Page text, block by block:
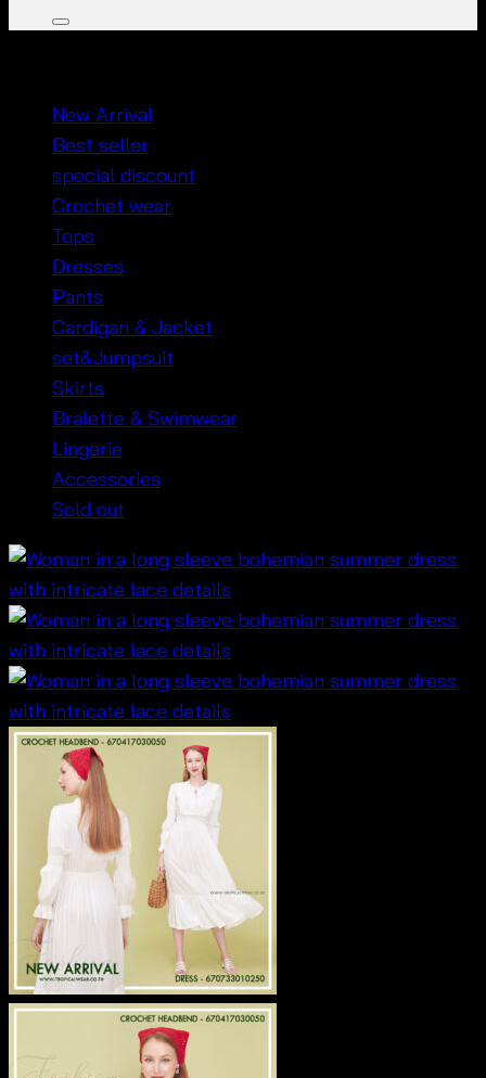
New Arrival
Best seller
special discount
Crochet wear
Tops
Dresses
Pants
Cardigan & Jacket
set&Jumpsuit
Skirts
Bralette & Swimwear
Lingerie
Accessories
Sold out